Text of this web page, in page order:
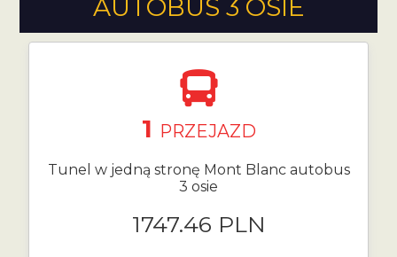
AUTOBUS 3 OSIE
1 PRZEJAZD
Tunel w jedną stronę Mont Blanc autobus
3 osie
1747.46 PLN